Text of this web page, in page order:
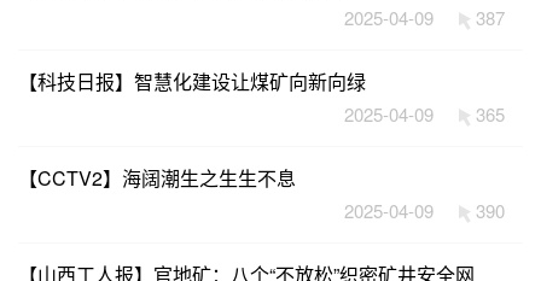
2025-04-09 387
【科技日报】智慧化建设让煤矿向新向绿
2025-04-09 365
【CCTV2】海阔潮生之生生不息
2025-04-09 390
【山西工人报】官地矿：八个“不放松”织密矿井安全网